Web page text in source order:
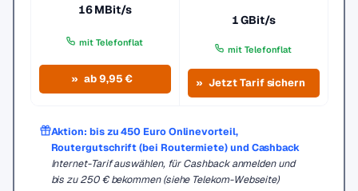
16 MBit/s
mit Telefonflat
ab 9,95 €
1 GBit/s
mit Telefonflat
Jetzt Tarif sichern
Aktion: bis zu 450 Euro Onlinevorteil,
Routergutschrift (bei Routermiete) und Cashback
Internet-Tarif auswählen, für Cashback anmelden und
bis zu 250 € bekommen (siehe Telekom-Webseite)